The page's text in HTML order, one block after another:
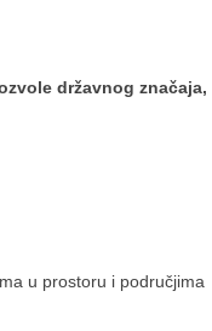
državnog značaja,
u prostoru i područjima